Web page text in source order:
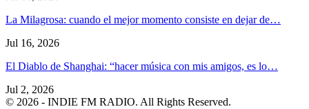
La Milagrosa: cuando el mejor momento consiste en dejar de…
Jul 16, 2026
El Diablo de Shanghai: “hacer música con mis amigos, es lo…
Jul 2, 2026
© 2026 - INDIE FM RADIO. All Rights Reserved.